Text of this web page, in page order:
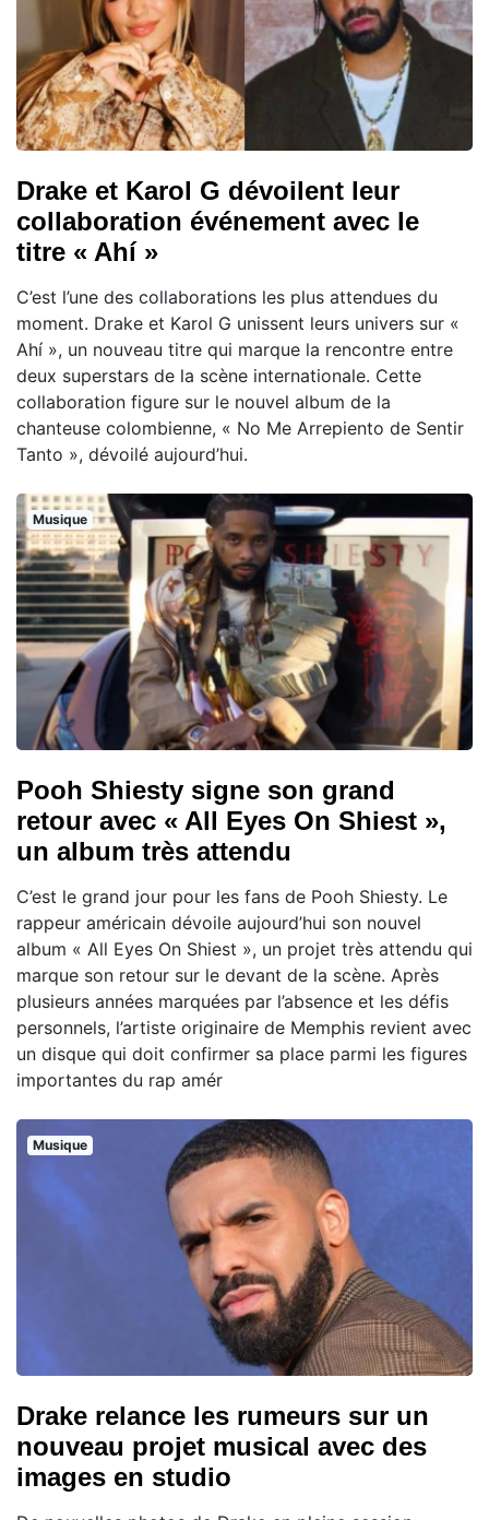
Drake et Karol G dévoilent leur
collaboration événement avec le
titre « Ahí »
C’est l’une des collaborations les plus attendues du
moment. Drake et Karol G unissent leurs univers sur «
Ahí », un nouveau titre qui marque la rencontre entre
deux superstars de la scène internationale. Cette
collaboration figure sur le nouvel album de la
chanteuse colombienne, « No Me Arrepiento de Sentir
Tanto », dévoilé aujourd’hui.
Musique
Pooh Shiesty signe son grand
retour avec « All Eyes On Shiest »,
un album très attendu
C’est le grand jour pour les fans de Pooh Shiesty. Le
rappeur américain dévoile aujourd’hui son nouvel
album « All Eyes On Shiest », un projet très attendu qui
marque son retour sur le devant de la scène. Après
plusieurs années marquées par l’absence et les défis
personnels, l’artiste originaire de Memphis revient avec
un disque qui doit confirmer sa place parmi les figures
importantes du rap amér
Musique
Drake relance les rumeurs sur un
nouveau projet musical avec des
images en studio